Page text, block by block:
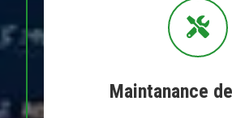
Maintanance